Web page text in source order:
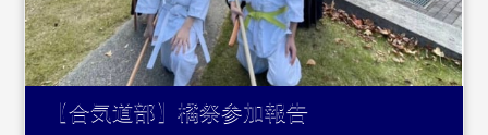
【合気道部】橘祭参加報告